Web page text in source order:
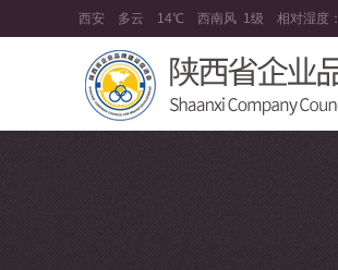
西安 多云 14℃ 西南风 1级 相对湿度：